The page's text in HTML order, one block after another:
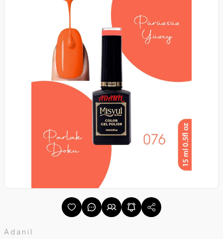
Adanil